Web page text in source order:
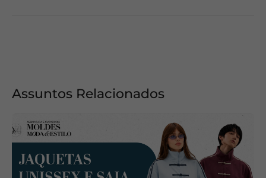
Assuntos Relacionados